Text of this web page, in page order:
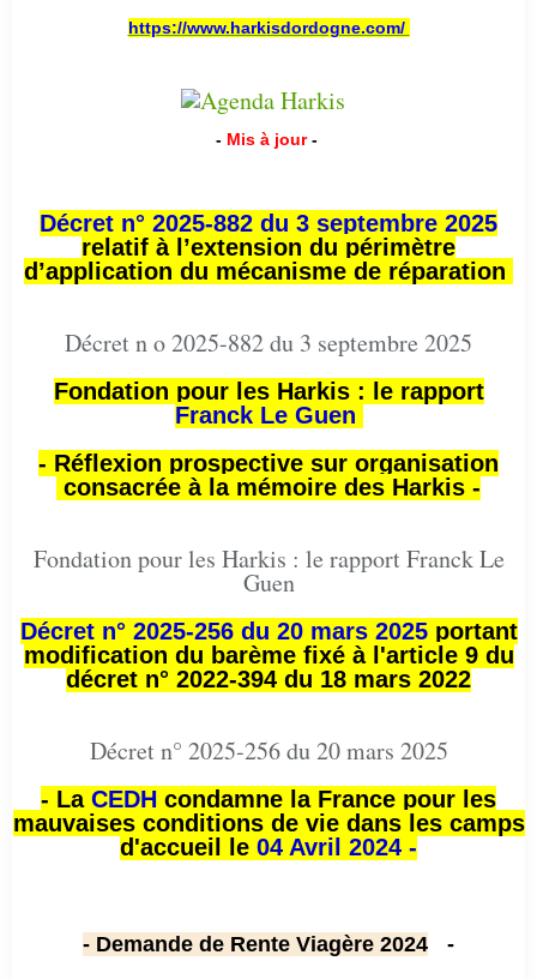
https://www.harkisdordogne.com/
- Mis à jour -
Décret n° 2025-882 du 3 septembre 2025
relatif à l’extension du périmètre
d’application du mécanisme de réparation
Décret n o 2025-882 du 3 septembre 2025
Fondation pour les Harkis : le rapport
Franck Le Guen
- Réflexion prospective sur organisation
consacrée à la mémoire des Harkis -
Fondation pour les Harkis : le rapport Franck Le
Guen
Décret n° 2025-256 du 20 mars 2025portant
modification du barème fixé à l'article 9 du
décret n° 2022-394 du 18 mars 2022
Décret n° 2025-256 du 20 mars 2025
- La CEDH condamne la France pour les
mauvaises conditions de vie dans les camps
d'accueil le 04 Avril 2024 -
- Demande de Rente Viagère 2024 -